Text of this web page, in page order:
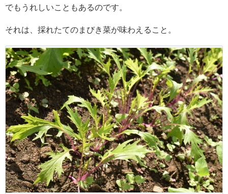
でもうれしいこともあるのです。
それは、採れたてのまびき菜が味わえること。